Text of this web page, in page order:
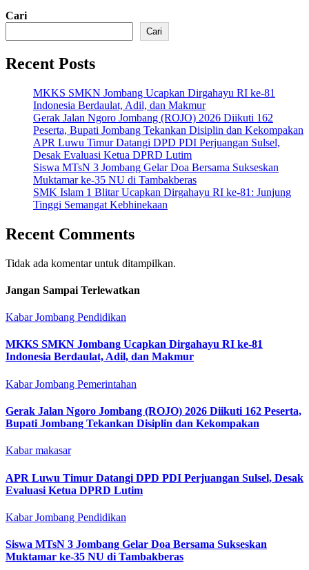
Cari
Cari
Recent Posts
MKKS SMKN Jombang Ucapkan Dirgahayu RI ke-81
Indonesia Berdaulat, Adil, dan Makmur
Gerak Jalan Ngoro Jombang (ROJO) 2026 Diikuti 162
Peserta, Bupati Jombang Tekankan Disiplin dan Kekompakan
APR Luwu Timur Datangi DPD PDI Perjuangan Sulsel,
Desak Evaluasi Ketua DPRD Lutim
Siswa MTsN 3 Jombang Gelar Doa Bersama Sukseskan
Muktamar ke-35 NU di Tambakberas
SMK Islam 1 Blitar Ucapkan Dirgahayu RI ke-81: Junjung
Tinggi Semangat Kebhinekaan
Recent Comments
Tidak ada komentar untuk ditampilkan.
Jangan Sampai Terlewatkan
Kabar Jombang Pendidikan
MKKS SMKN Jombang Ucapkan Dirgahayu RI ke-81
Indonesia Berdaulat, Adil, dan Makmur
Kabar Jombang Pemerintahan
Gerak Jalan Ngoro Jombang (ROJO) 2026 Diikuti 162 Peserta,
Bupati Jombang Tekankan Disiplin dan Kekompakan
Kabar makasar
APR Luwu Timur Datangi DPD PDI Perjuangan Sulsel, Desak
Evaluasi Ketua DPRD Lutim
Kabar Jombang Pendidikan
Siswa MTsN 3 Jombang Gelar Doa Bersama Sukseskan
Muktamar ke-35 NU di Tambakberas